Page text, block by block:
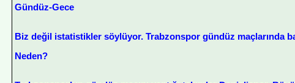
Gündüz-Gece
Biz değil istatistikler söylüyor. Trabzonspor gündüz maçlarında
Neden?